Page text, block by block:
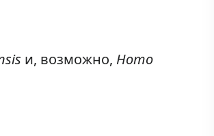
и, возможно, Homo